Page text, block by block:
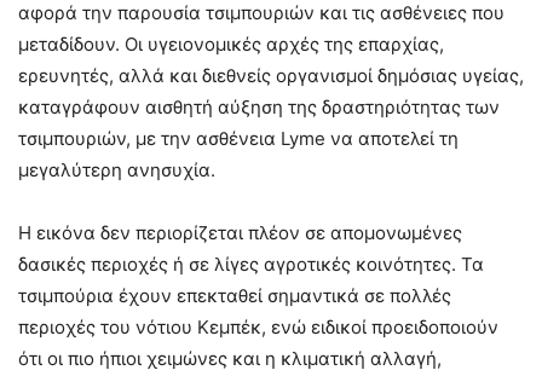
αφορά την παρουσία τσιμπουριών και τις ασθένειες που
μεταδίδουν. Οι υγειονομικές αρχές της επαρχίας,
ερευνητές, αλλά και διεθνείς οργανισμοί δημόσιας υγείας,
καταγράφουν αισθητή αύξηση της δραστηριότητας των
τσιμπουριών, με την ασθένεια Lyme να αποτελεί τη
μεγαλύτερη ανησυχία.
Η εικόνα δεν περιορίζεται πλέον σε απομονωμένες
δασικές περιοχές ή σε λίγες αγροτικές κοινότητες. Τα
τσιμπούρια έχουν επεκταθεί σημαντικά σε πολλές
περιοχές του νότιου Κεμπέκ, ενώ ειδικοί προειδοποιούν
ότι οι πιο ήπιοι χειμώνες και η κλιματική αλλαγή,